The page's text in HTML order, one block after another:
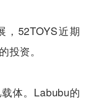
，52TOYS近期
投资。
体。Labubu的